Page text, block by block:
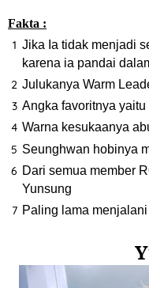
Fakta :
Jika Ia tidak menjadi
karena ia pandai
Julukanya Warm
Angka favoritnya yaitu
Warna kesukaanya
Seunghwan hobinya
Dari semua member
Yunsung
Paling lama